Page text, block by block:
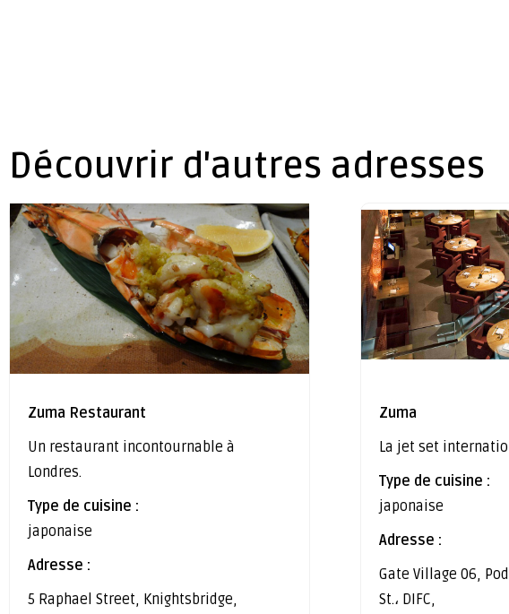
Découvrir d'autres adresses
Zuma Restaurant
Un restaurant incontournable à
Londres.
Type de cuisine :
japonaise
Adresse :
5 Raphael Street, Knightsbridge,
Zuma
La jet set
Type de cuisine :
japonaise
Adresse :
Gate Village 06,
St.، DIFC,